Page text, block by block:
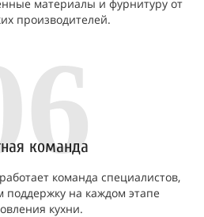
материалы и фурнитуру от
производителей.
команда
команда специалистов,
поддержку на каждом этапе
кухни.